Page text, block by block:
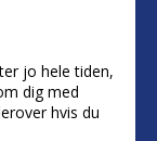
jo hele tiden,
dig med
hvis du